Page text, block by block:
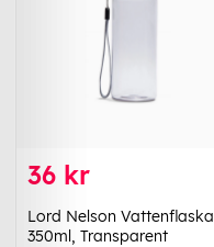
36 kr
Lord Nelson Vattenflaska
350ml, Transparent